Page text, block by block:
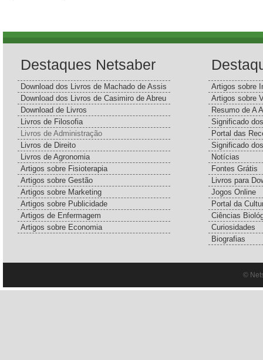
Destaques Netsaber
Download dos Livros de Machado de Assis
Download dos Livros de Casimiro de Abreu
Download de Livros
Livros de Filosofia
Livros de Administração
Livros de Direito
Livros de Agronomia
Artigos sobre Fisioterapia
Artigos sobre Gestão
Artigos sobre Marketing
Artigos sobre Publicidade
Artigos de Enfermagem
Artigos sobre Economia
Artigos sobre
Artigos sobre
Resumo de A
Significado
Portal das
Significado
Notícias
Fontes Grátis
Livros para
Jogos Online
Portal da
Ciências
Curiosidades
Biografias
©